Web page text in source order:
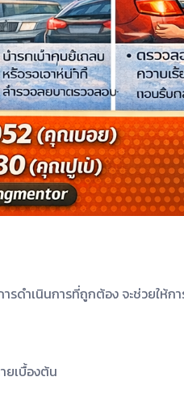
ำเนินการที่ถูกต้อง จะช่วยให้กา
ยเบื้องต้น